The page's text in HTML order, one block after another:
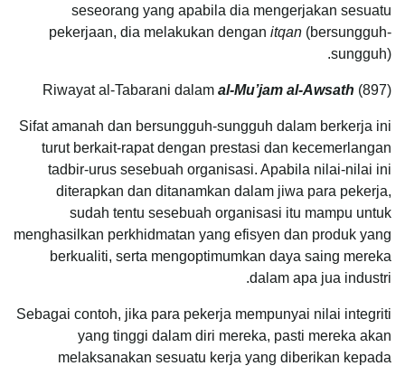
seseorang yang apabila dia mengerjakan sesuatu
pekerjaan, dia melakukan dengan itqan (bersungguh-
sungguh).
Riwayat al-Tabarani dalam al-Mu’jam al-Awsath (897)
Sifat amanah dan bersungguh-sungguh dalam berkerja ini
turut berkait-rapat dengan prestasi dan kecemerlangan
tadbir-urus sesebuah organisasi. Apabila nilai-nilai ini
diterapkan dan ditanamkan dalam jiwa para pekerja,
sudah tentu sesebuah organisasi itu mampu untuk
menghasilkan perkhidmatan yang efisyen dan produk yang
berkualiti, serta mengoptimumkan daya saing mereka
dalam apa jua industri.
Sebagai contoh, jika para pekerja mempunyai nilai integriti
yang tinggi dalam diri mereka, pasti mereka akan
melaksanakan sesuatu kerja yang diberikan kepada